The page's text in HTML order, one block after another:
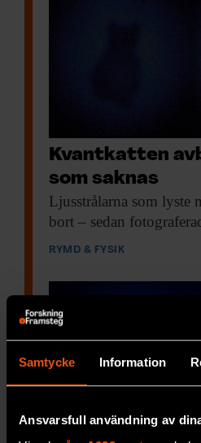
Samtycke Information
Ansvarsfull användning av
Kvantkatten
som saknas
Ljusstrålarna som lyste
bort – sedan
RYMD & FYSIK